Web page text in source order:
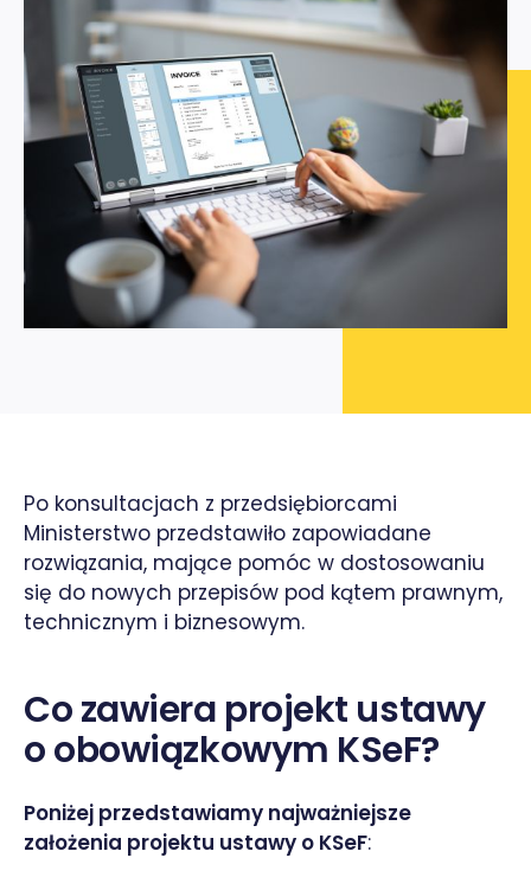
Po konsultacjach z przedsiębiorcami
Ministerstwo przedstawiło zapowiadane
rozwiązania, mające pomóc w dostosowaniu
się do nowych przepisów pod kątem prawnym,
technicznym i biznesowym.
Co zawiera projekt ustawy
o obowiązkowym KSeF?
Poniżej przedstawiamy najważniejsze
założenia projektu ustawy o KSeF: